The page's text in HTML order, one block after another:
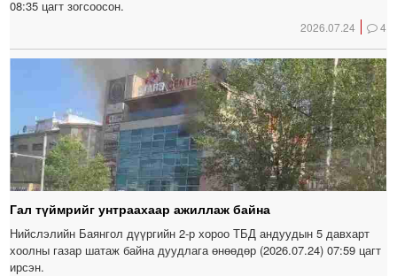
08:35 цагт зогсоосон.
2026.07.24 4
Гал түймрийг унтраахаар ажиллаж байна
Нийслэлийн Баянгол дүүргийн 2-р хороо ТБД андуудын 5 давхарт
хоолны газар шатаж байна дуудлага өнөөдөр (2026.07.24) 07:59 цагт
ирсэн.